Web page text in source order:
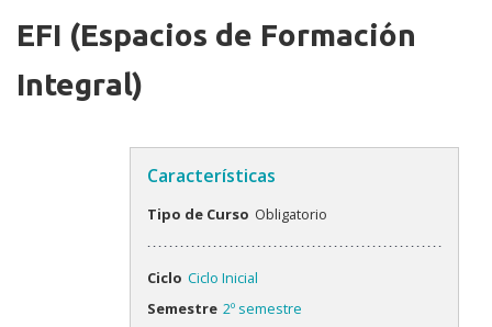
EFI (Espacios de Formación
Integral)
Características
Tipo de Curso Obligatorio
Ciclo Ciclo Inicial
Semestre 2º semestre